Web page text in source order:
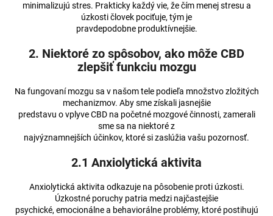
minimalizujú stres. Prakticky každý vie, že čím menej stresu a
úzkosti človek pociťuje, tým je
pravdepodobne produktívnejšie.
2. Niektoré zo spôsobov, ako môže CBD
zlepšiť funkciu mozgu
Na fungovaní mozgu sa v našom tele podieľa množstvo zložitých
mechanizmov. Aby sme získali jasnejšie
predstavu o vplyve CBD na početné mozgové činnosti, zamerali
sme sa na niektoré z
najvýznamnejších účinkov, ktoré si zaslúžia vašu pozornosť.
2.1 Anxiolytická aktivita
Anxiolytická aktivita odkazuje na pôsobenie proti úzkosti.
Úzkostné poruchy patria medzi najčastejšie
psychické, emocionálne a behaviorálne problémy, ktoré postihujú